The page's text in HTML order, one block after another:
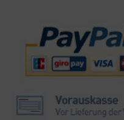
Zahlungsmethoden